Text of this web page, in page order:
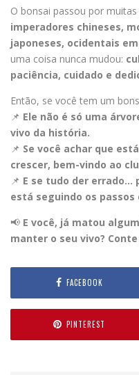
O bonsai passou por
imperadores chineses,
japoneses, ocidentais
uma coisa nunca mudou:
paciência, cuidado e
Então, se você tem um
📌 Ele não é só uma
vivo da história.
📌 Se você achar que
crescer, bem-vindo ao
📌 E se tudo der errado…
está seguindo os passos
📢 E você, já matou
manter o seu vivo?
FACEBOOK
PINTEREST